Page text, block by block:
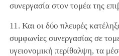
συνεργασία στον τομέα της
11. Και οι δύο πλευρές
συμφωνίες συνεργασίας σε
υγειονομική περίθαλψη, τα